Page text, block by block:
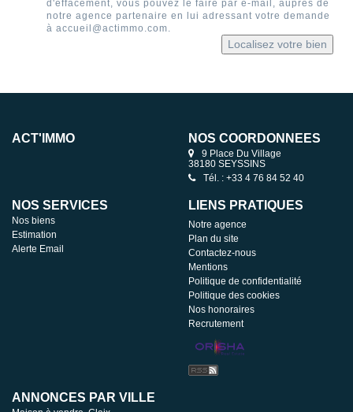
ACT'IMMO NOS COORDONNÉES
9 Place Du Village
38180 SEYSSINS
Tél. : +33 4 76 84 52 40
NOS SERVICES
Nos biens
Estimation
Alerte Email
LIENS PRATIQUES
Notre agence
Plan du site
Contactez-nous
Mentions
Politique de confidentialité
Politique des cookies
Nos honoraires
Recrutement
ANNONCES PAR VILLE